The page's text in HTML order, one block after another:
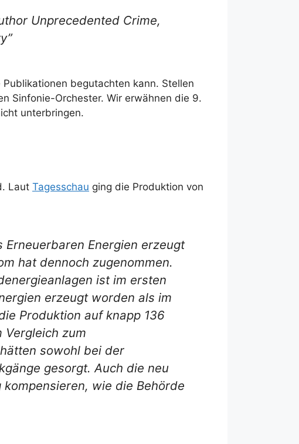
Unprecedented Crime,
begutachten kann. Stellen
Sinfonie-Orchester. Wir erwähnen die 9.
unterbringen.
Laut Tagesschau ging die Produktion von
Energien erzeugt
hat dennoch zugenommen.
ist im ersten
erzeugt worden als im
Produktion auf knapp 136
Vergleich zum
sowohl bei der
gesorgt. Auch die neu
wie die Behörde